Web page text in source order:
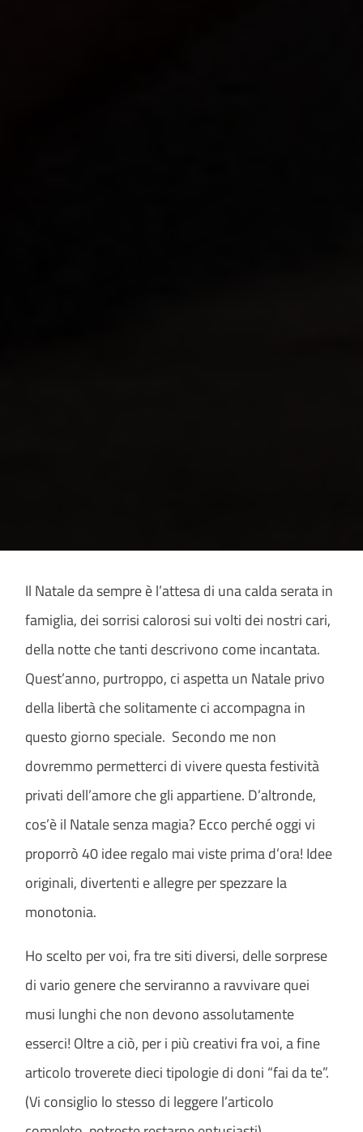
Il Natale da sempre è l’attesa di una calda serata in
famiglia, dei sorrisi calorosi sui volti dei nostri cari,
della notte che tanti descrivono come incantata.
Quest’anno, purtroppo, ci aspetta un Natale privo
della libertà che solitamente ci accompagna in
questo giorno speciale. Secondo me non
dovremmo permetterci di vivere questa festività
privati dell’amore che gli appartiene. D’altronde,
cos’è il Natale senza magia? Ecco perché oggi vi
proporrò 40 idee regalo mai viste prima d’ora! Idee
originali, divertenti e allegre per spezzare la
monotonia.
Ho scelto per voi, fra tre siti diversi, delle sorprese
di vario genere che serviranno a ravvivare quei
musi lunghi che non devono assolutamente
esserci! Oltre a ciò, per i più creativi fra voi, a fine
articolo troverete dieci tipologie di doni “fai da te”.
(Vi consiglio lo stesso di leggere l’articolo